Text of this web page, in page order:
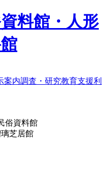
料館・人形
案内調査・研究教育支援利
俗資料館
璃芝居館